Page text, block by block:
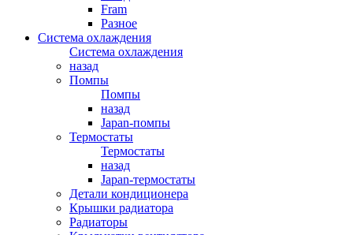
Fram
Разное
Система охлаждения
Система охлаждения
назад
Помпы
Помпы
назад
Japan-помпы
Термостаты
Термостаты
назад
Japan-термостаты
Детали кондиционера
Крышки радиатора
Радиаторы